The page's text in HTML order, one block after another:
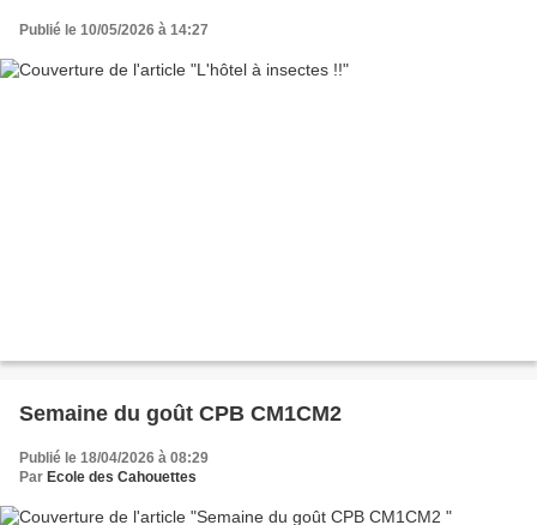
Publié le 10/05/2026 à 14:27
Semaine du goût CPB CM1CM2
Publié le 18/04/2026 à 08:29
Par Ecole des Cahouettes